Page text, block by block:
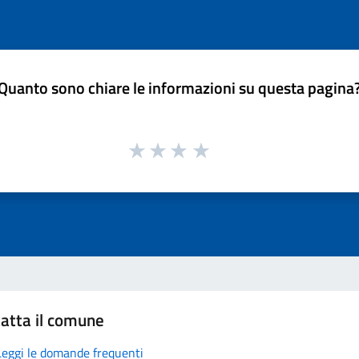
sono chiare le informazioni su questa
il comune
le domande frequenti